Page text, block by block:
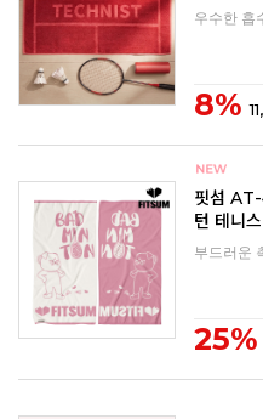
우수한 흡
8%
핏섬
턴 테니스
부드러운
25%